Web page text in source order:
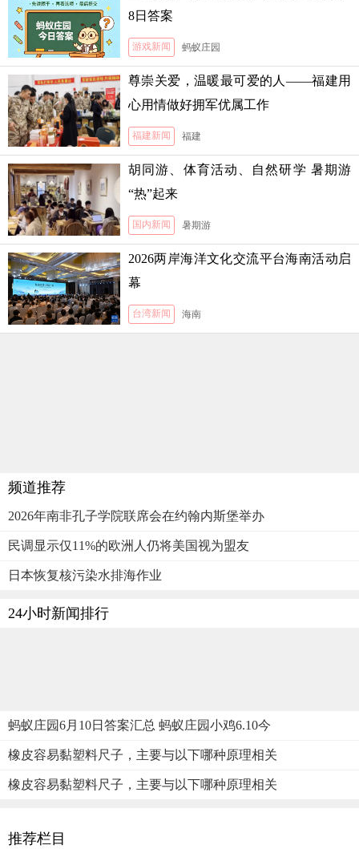
8日答案
游戏新闻 蚂蚁庄园
尊崇关爱，温暖最可爱的人——福建用
心用情做好拥军优属工作
福建新闻 福建
胡同游、体育活动、自然研学 暑期游
“热”起来
国内新闻 暑期游
2026两岸海洋文化交流平台海南活动启
幕
台湾新闻 海南
频道推荐
2026年南非孔子学院联席会在约翰内斯堡举办
民调显示仅11%的欧洲人仍将美国视为盟友
日本恢复核污染水排海作业
24小时新闻排行
蚂蚁庄园6月10日答案汇总 蚂蚁庄园小鸡6.10今
橡皮容易黏塑料尺子，主要与以下哪种原理相关
橡皮容易黏塑料尺子，主要与以下哪种原理相关
推荐栏目